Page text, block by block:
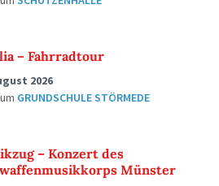
– Fahrradtour
2026
um GRUNDSCHULE STÖRMEDE
– Konzert des
Münster